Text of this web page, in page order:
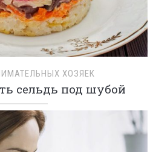
ХОЗЯЕК
сельдь под шубой